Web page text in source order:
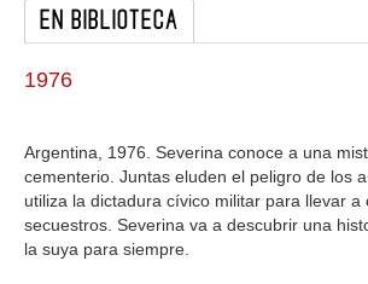
MUJERES
AUDIOVISUAL INDIGENA Y
EN BIBLIOTECA
1976
Argentina, 1976. Severina conoce a una
cementerio. Juntas eluden el peligro de los
utiliza la dictadura cívico militar para llevar a
secuestros. Severina va a descubrir una
la suya para siempre.